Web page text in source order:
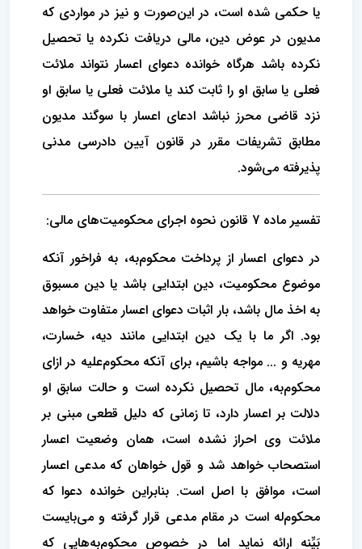
یا حکمی شده است، در این‌صورت و نیز در مواردی که
مدیون در عوض دین، مالی دریافت نکرده یا تحصیل
نکرده باشد هرگاه خوانده دعوای اعسار نتواند ملائت
فعلی یا سابق او را ثابت کند یا ملائت فعلی یا سابق او
نزد قاضی محرز نباشد ادعای اعسار با سوگند مدیون
مطابق تشریفات مقرر در قانون آیین دادرسی مدنی
پذیرفته می‌شود.
تفسیر ماده 7 قانون نحوه اجرای محکومیت‌های مالی:
در دعوای اعسار از پرداخت محکوم‌به، به فراخور آنکه
موضوع محکومیت، دین ابتدایی باشد یا دین مسبوق
به اخذ مال باشد، بار اثبات دعوای اعسار متفاوت خواهد
بود. اگر ما با یک دین ابتدایی مانند دیه، خسارت،
مهریه و ... مواجه باشیم، برای آنکه محکوم‌علیه در ازای
محکوم‌به، مال تحصیل نکرده است و حالت سابق او
دلالت بر اعسار دارد، تا زمانی که دلیل قطعی مبنی بر
ملائت وی احراز نشده است، همان وضعیت اعسار
استصحاب خواهد شد و‌ قول خواهان که مدعی اعسار
است، موافق با اصل است. بنابراین خوانده دعوا که
محکوم‌له است در مقام مدعی قرار گرفته و می‌بایست
بَیِّنه ارائه نماید اما در خصوص محکوم‌به‌هایی که